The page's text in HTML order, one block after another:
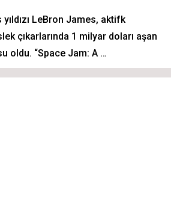
LeBron James, aktifk
çıkarlarında 1 milyar doları aşan
oldu. “Space Jam: A …